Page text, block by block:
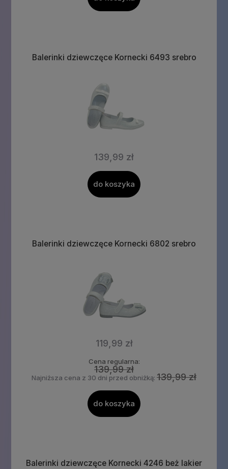
Balerinki dziewczęce Kornecki 6493 srebro
139,99 zł
do koszyka
Balerinki dziewczęce Kornecki 6802 srebro
119,99 zł
Cena regularna:
139,99 zł
Najniższa cena z 30 dni przed obniżką: 139,99 zł
do koszyka
Balerinki dziewczęce Kornecki 4246 beż lakier